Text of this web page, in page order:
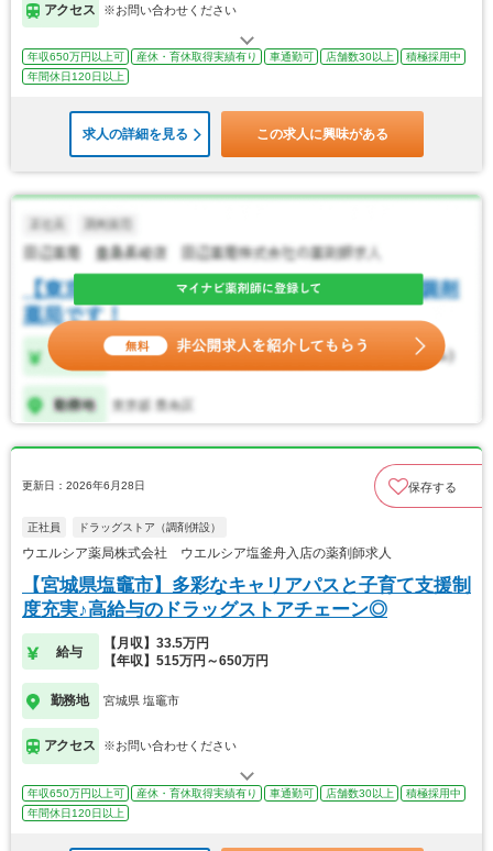
アクセス ※お問い合わせください
年収650万円以上可 産休・育休取得実績有り 車通勤可 店舗数30以上
積極採用中
年間休日120日以上
求人の詳細を見る この求人に興味がある
更新日：2026年6月28日 保存する
正社員 ドラッグストア（調剤併設）
ウエルシア薬局株式会社 ウエルシア塩釜舟入店の薬剤師求人
【宮城県塩竈市】多彩なキャリアパスと子育て支援制
度充実♪高給与のドラッグストアチェーン◎
給与
【月収】33.5万円
【年収】515万円～650万円
勤務地 宮城県 塩竈市
アクセス ※お問い合わせください
年収650万円以上可 産休・育休取得実績有り 車通勤可 店舗数30以上
積極採用中
年間休日120日以上